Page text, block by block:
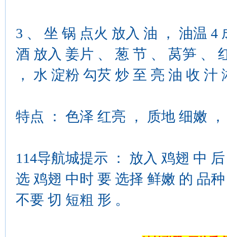
3 、 坐 锅 点火 放入 油 ， 油温 4
酒 放入 姜片 、 葱 节 、 莴笋 、
， 水 淀粉 勾芡 炒 至 亮 油 收 汁
特点 ： 色泽 红亮 ， 质地 细嫩
114导航城提示 ： 放入 鸡翅 中
选 鸡翅 中时 要 选择 鲜嫩 的 品
不要 切 短粗 形 。